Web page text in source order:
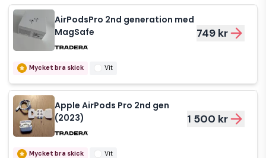
AirPodsPro 2nd generation med
MagSafe
749 kr
Mycket bra skick Vit
Apple AirPods Pro 2nd gen
(2023)
1 500 kr
Mycket bra skick Vit